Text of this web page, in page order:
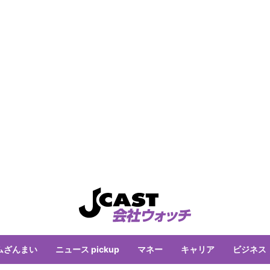
ざんまい ニュース pickup マネー キャリア ビジネス